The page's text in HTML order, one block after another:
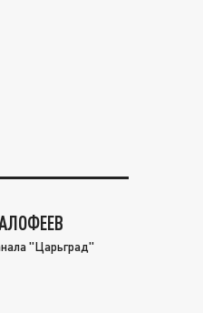
"Царьград"